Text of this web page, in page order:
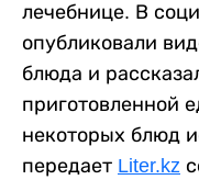
лечебнице. В
опубликовали
блюда и
приготовленной
некоторых блюд
передает Liter.kz